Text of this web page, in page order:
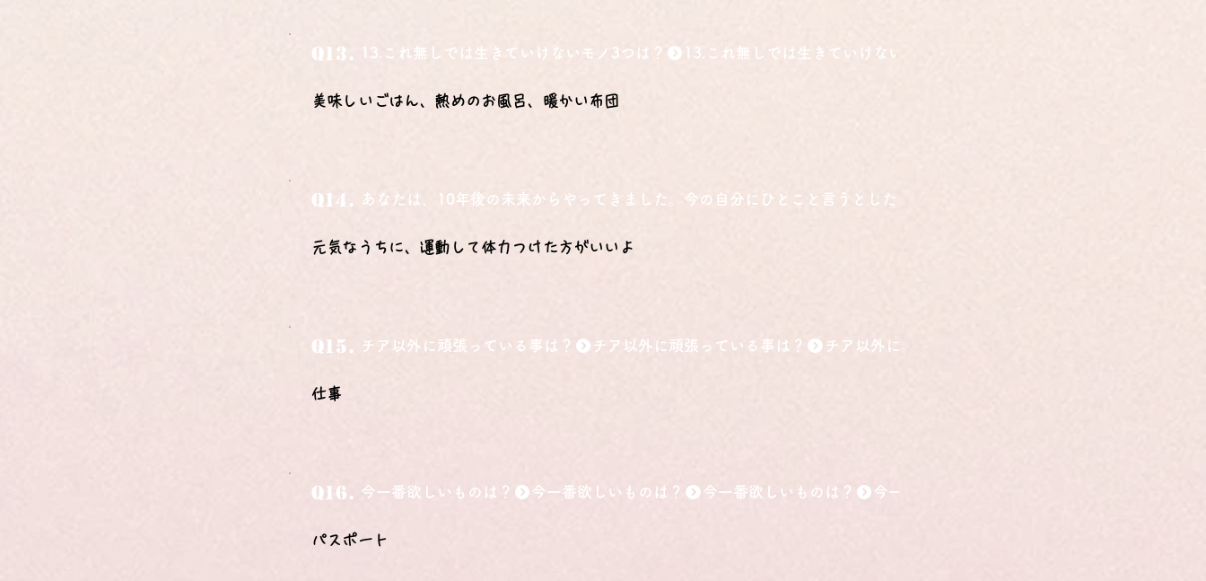
Q13. 13.これ無しでは生きていけないモノ3つは？
美味しいごはん、熱めのお風呂、暖かい布団
Q14. あなたは、10年後の未来からやってきました。今の自分にひとこと言うとしたら？
元気なうちに、運動して体力つけた方がいいよ
Q15. チア以外に頑張っている事は？
仕事
Q16. 今一番欲しいものは？
パスポート